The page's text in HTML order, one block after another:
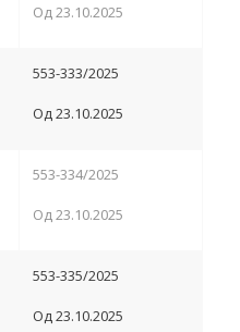
Од 23.10.2025
553-333/2025
Од 23.10.2025
553-334/2025
Од 23.10.2025
553-335/2025
Од 23.10.2025